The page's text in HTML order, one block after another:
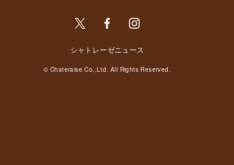
シャトレーゼニュース
© Chateraise Co.,Ltd. All Rights Reserved.